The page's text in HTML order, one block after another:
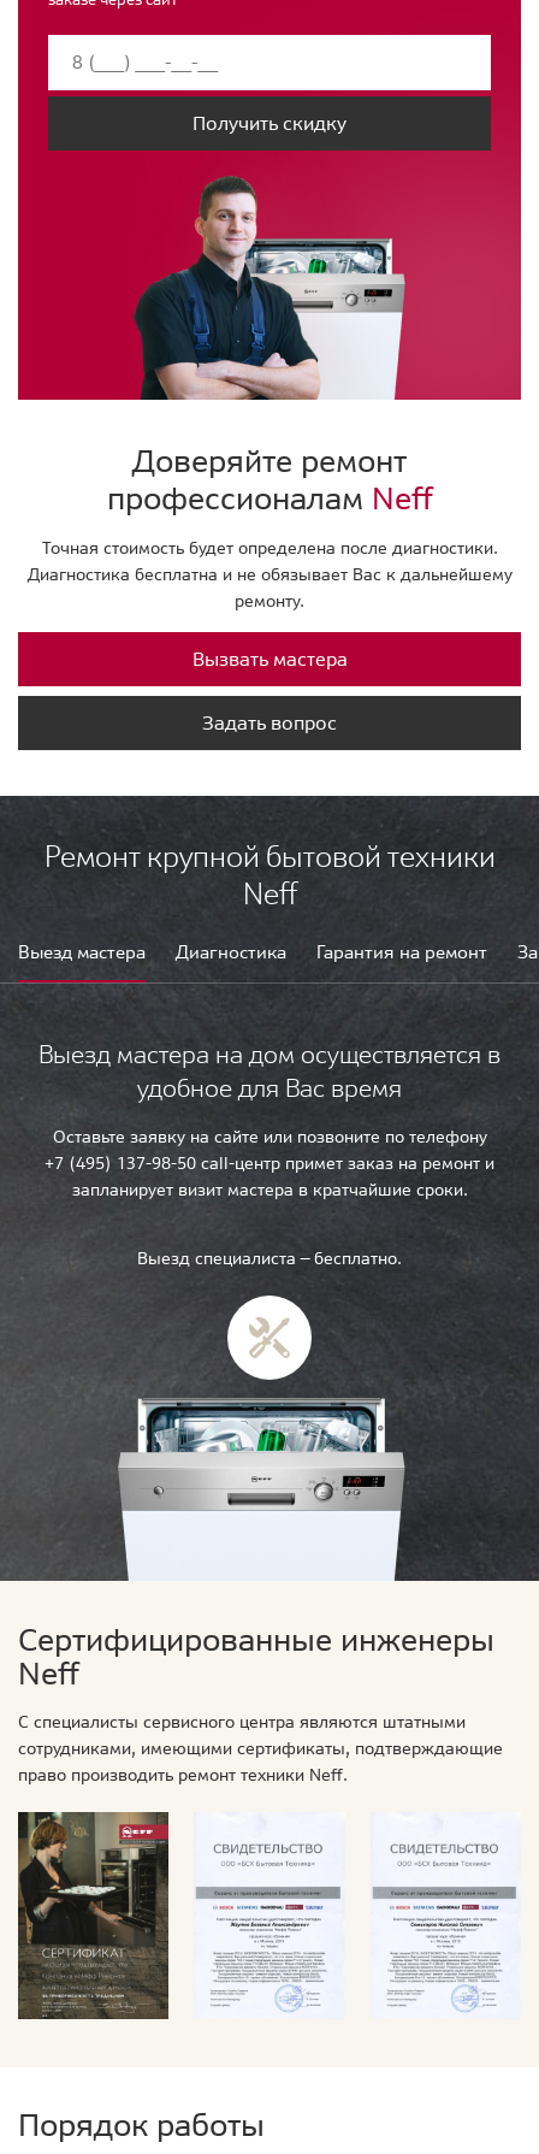
Получить скидку
Доверяйте ремонт
профессионалам Neff
Точная стоимость будет определена после диагностики.
Диагностика бесплатна и не обязывает Вас к дальнейшему
ремонту.
Вызвать мастера
Задать вопрос
Ремонт крупной бытовой техники
Neff
Выезд мастера Диагностика Гарантия на ремонт
Выезд мастера на дом осуществляется в
удобное для Вас время
Оставьте заявку на сайте или позвоните по телефону
+7 (495) 137-98-50 call-центр примет заказ на ремонт и
запланирует визит мастера в кратчайшие сроки.
Выезд специалиста — бесплатно.
Сертифицированные инженеры
Neff
С специалисты сервисного центра являются штатными
сотрудниками, имеющими сертификаты, подтверждающие
право производить ремонт техники Neff.
Порядок работы